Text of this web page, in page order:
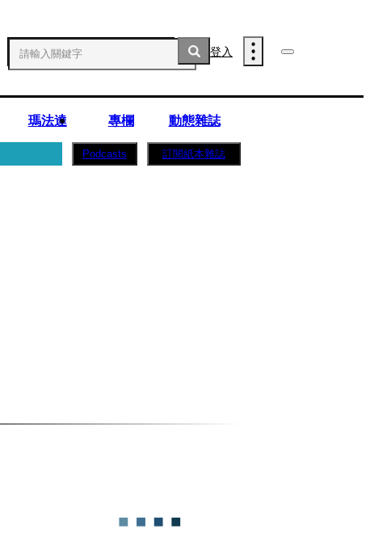
登入
瑪法達 專欄
動態雜誌
Podcasts 訂閱紙本雜誌